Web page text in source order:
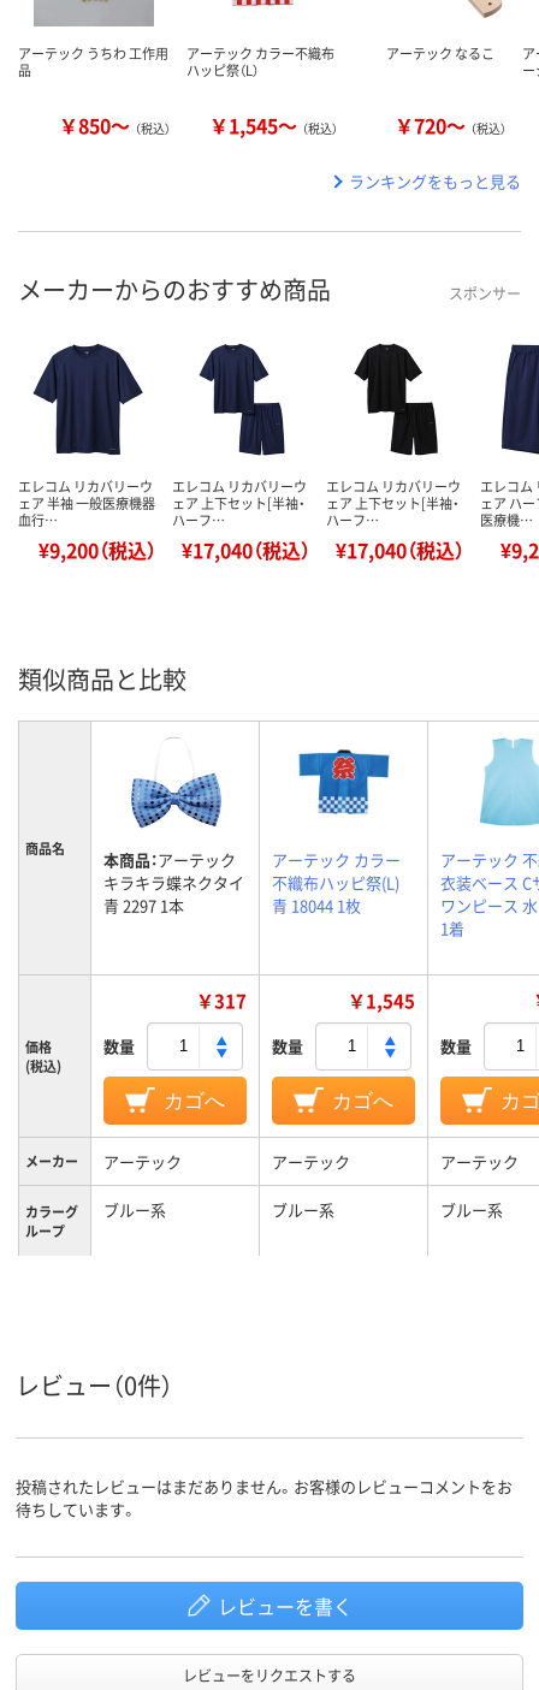
アーテック うちわ 工作用
品
￥850～ （税込）
アーテック カラー不織布
ハッピ祭（L）
￥1,545～ （税込）
アーテック なるこ
￥720～ （税込）
ー
ランキングをもっと見る
メーカーからのおすすめ商品 スポンサー
エレコム リカバリーウ
ェア 半袖 一般医療機器
血行…
¥9,200（税込）
エレコム リカバリーウ
ェア 上下セット[半袖・
ハーフ…
¥17,040（税込）
エレコム リカバリーウ
ェア 上下セット[半袖・
ハーフ…
¥17,040（税込）
エレコム
ェア ハ
医療機…
類似商品と比較
商品名 本商品：アーテック
キラキラ蝶ネクタイ
青 2297 1本
アーテック カラー
不織布ハッピ祭(L)
青 18044 1枚
アーテック
衣装ベース C
ワンピース
1着
価格
(税込)
￥317
数量
カゴへ
￥1,545
数量
カゴへ
数量
カ
メーカー アーテック アーテック アーテック
カラーグ
ループ
ブルー系 ブルー系 ブルー系
レビュー（0件）
投稿されたレビューはまだありません。お客様のレビューコメントをお
待ちしています。
レビューを書く
レビューをリクエストする